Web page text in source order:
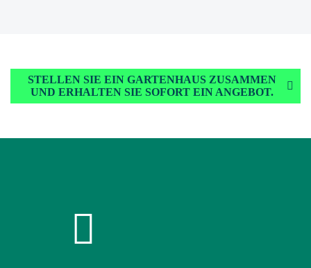
STELLEN SIE EIN GARTENHAUS ZUSAMMEN
UND ERHALTEN SIE SOFORT EIN ANGEBOT.